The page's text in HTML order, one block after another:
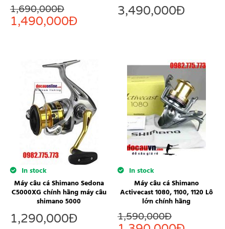
1,690,000Đ
1,490,000Đ
3,490,000Đ
In stock
Máy câu cá Shimano Sedona
C5000XG chính hãng máy câu
shimano 5000
1,290,000Đ
In stock
Máy câu cá Shimano
Activecast 1080, 1100, 1120 Lô
lớn chính hãng
1,590,000Đ